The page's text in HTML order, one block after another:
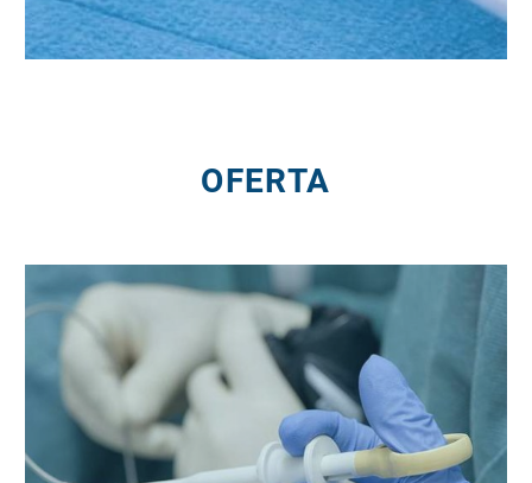
OFERTA